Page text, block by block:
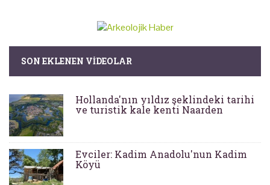
SON EKLENEN VIDEOLAR
Hollanda'nın yıldız şeklindeki tarihi
ve turistik kale kenti Naarden
Evciler: Kadim Anadolu'nun Kadim
Köyü